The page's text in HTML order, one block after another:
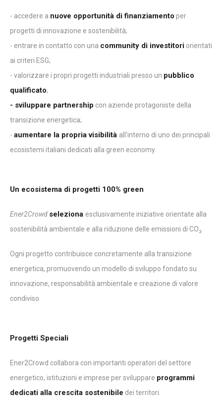
- accedere a nuove opportunità di finanziamento per
progetti di innovazione e sostenibilità;
- entrare in contatto con una community di investitori orientati
ai criteri ESG;
- valorizzare i propri progetti industriali presso un pubblico
qualificato;
- sviluppare partnership con aziende protagoniste della
transizione energetica;
- aumentare la propria visibilità all'interno di uno dei principali
ecosistemi italiani dedicati alla green economy.
Un ecosistema di progetti 100% green
Ener2Crowd seleziona esclusivamente iniziative orientate alla
sostenibilità ambientale e alla riduzione delle emissioni di CO₂.
Ogni progetto contribuisce concretamente alla transizione
energetica, promuovendo un modello di sviluppo fondato su
innovazione, responsabilità ambientale e creazione di valore
condiviso.
Progetti Speciali
Ener2Crowd collabora con importanti operatori del settore
energetico, istituzioni e imprese per sviluppare programmi
dedicati alla crescita sostenibile dei territori.